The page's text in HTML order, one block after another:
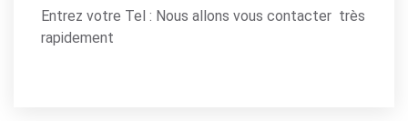
Entrez votre Tel : Nous allons vous contacter très
rapidement